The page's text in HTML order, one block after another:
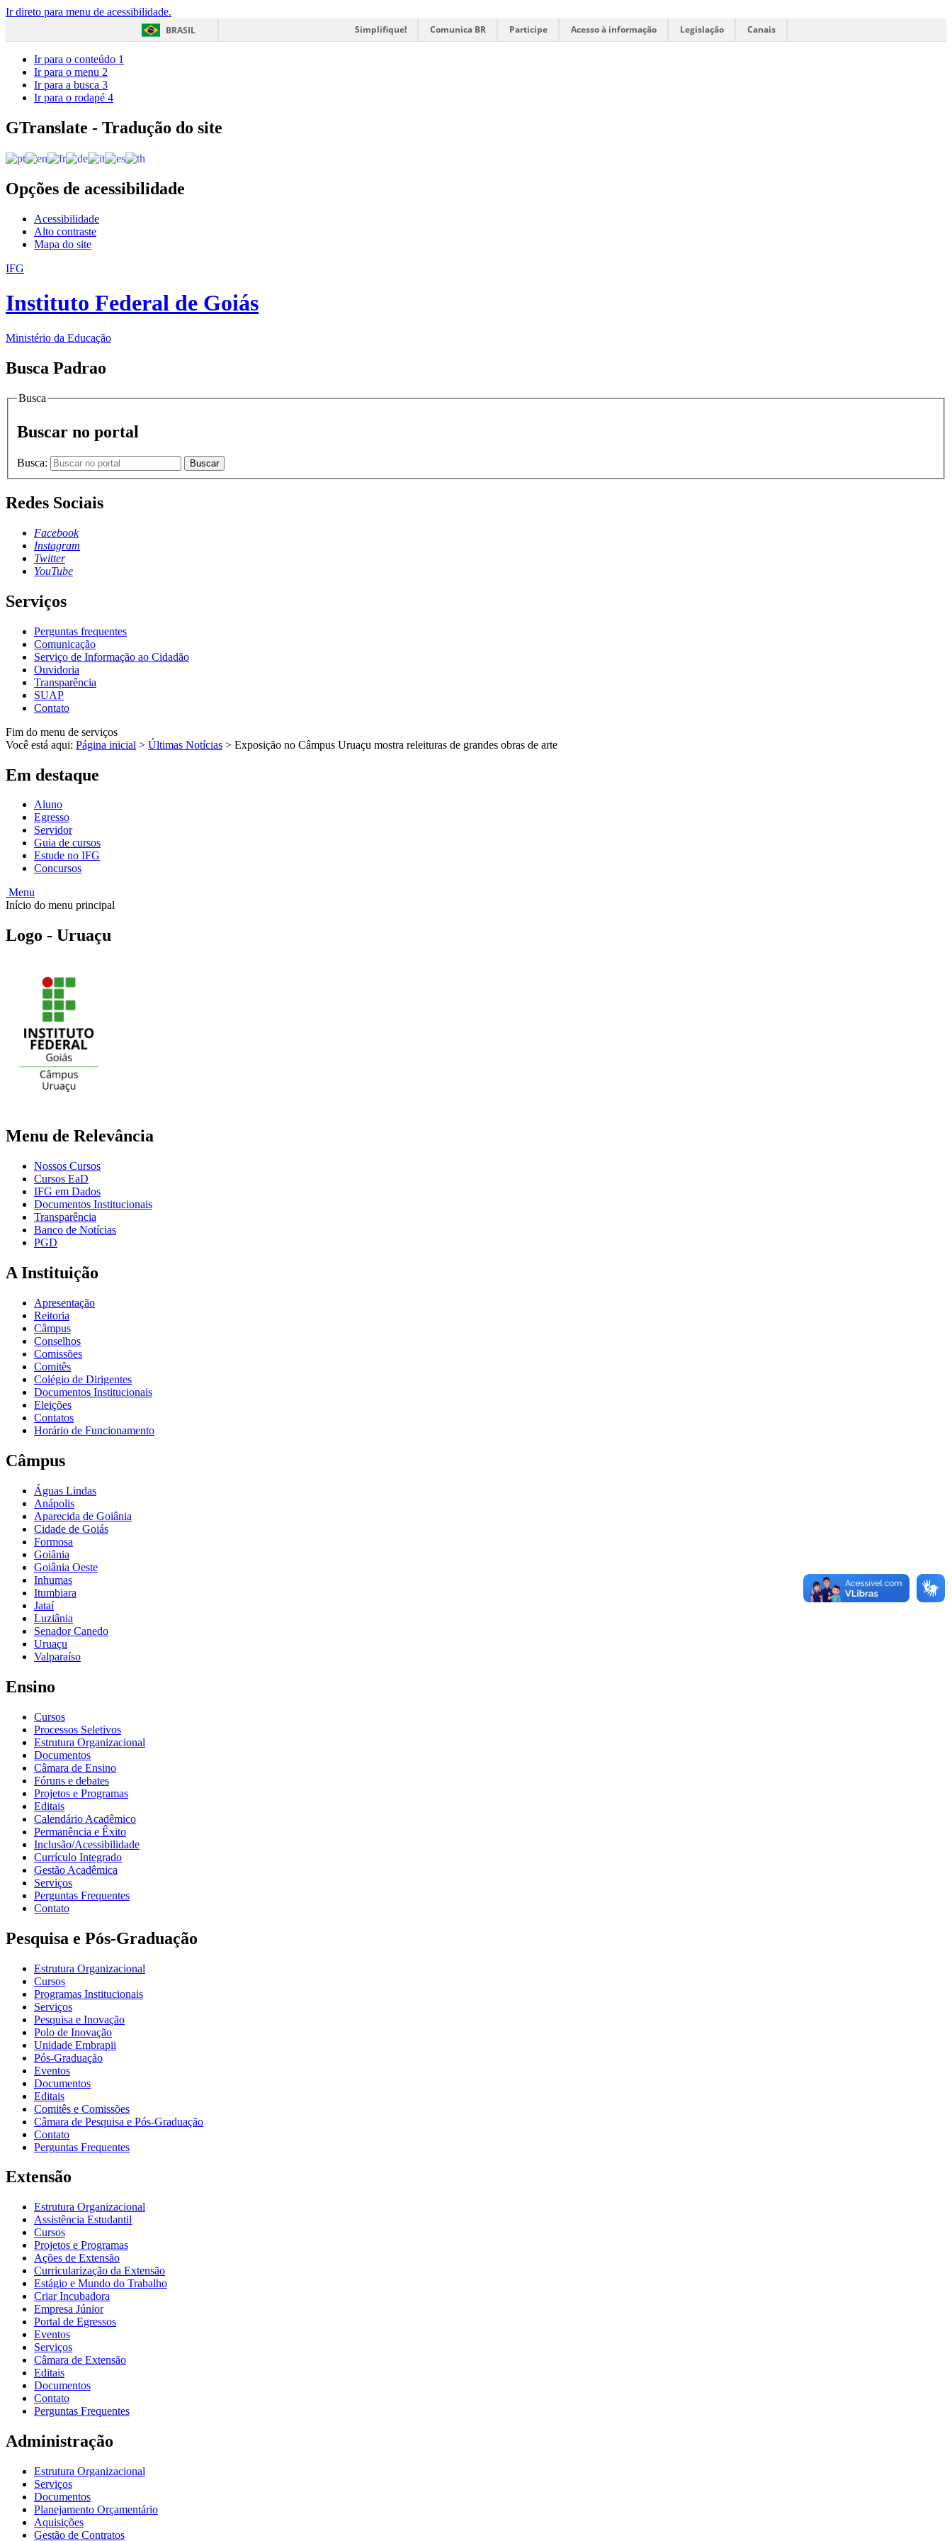
Ir direto para menu de acessibilidade.
BRASIL
Simplifique! Comunica BR Participe Acesso à informação Legislação Canais
Ir para o conteúdo 1
Ir para o menu 2
Ir para a busca 3
Ir para o rodapé 4
GTranslate - Tradução do site
Opções de acessibilidade
Acessibilidade
Alto contraste
Mapa do site
IFG
Instituto Federal de Goiás
Ministério da Educação
Busca Padrao
Busca
Buscar no portal
Busca: Buscar
Redes Sociais
Facebook
Instagram
Twitter
YouTube
Serviços
Perguntas frequentes
Comunicação
Serviço de Informação ao Cidadão
Ouvidoria
Transparência
SUAP
Contato
Fim do menu de serviços
Você está aqui: Página inicial > Últimas Notícias > Exposição no Câmpus Uruaçu mostra releituras de grandes obras de arte
Em destaque
Aluno
Egresso
Servidor
Guia de cursos
Estude no IFG
Concursos
Menu
Início do menu principal
Logo - Uruaçu
Menu de Relevância
Nossos Cursos
Cursos EaD
IFG em Dados
Documentos Institucionais
Transparência
Banco de Notícias
PGD
A Instituição
Apresentação
Reitoria
Câmpus
Conselhos
Comissões
Comitês
Colégio de Dirigentes
Documentos Institucionais
Eleições
Contatos
Horário de Funcionamento
Câmpus
Águas Lindas
Anápolis
Aparecida de Goiânia
Cidade de Goiás
Formosa
Goiânia
Goiânia Oeste
Inhumas
Itumbiara
Jataí
Luziânia
Senador Canedo
Uruaçu
Valparaíso
Ensino
Cursos
Processos Seletivos
Estrutura Organizacional
Documentos
Câmara de Ensino
Fóruns e debates
Projetos e Programas
Editais
Calendário Acadêmico
Permanência e Êxito
Inclusão/Acessibilidade
Currículo Integrado
Gestão Acadêmica
Serviços
Perguntas Frequentes
Contato
Pesquisa e Pós-Graduação
Estrutura Organizacional
Cursos
Programas Institucionais
Serviços
Pesquisa e Inovação
Polo de Inovação
Unidade Embrapii
Pós-Graduação
Eventos
Documentos
Editais
Comitês e Comissões
Câmara de Pesquisa e Pós-Graduação
Contato
Perguntas Frequentes
Extensão
Estrutura Organizacional
Assistência Estudantil
Cursos
Projetos e Programas
Ações de Extensão
Curricularização da Extensão
Estágio e Mundo do Trabalho
Criar Incubadora
Empresa Júnior
Portal de Egressos
Eventos
Serviços
Câmara de Extensão
Editais
Documentos
Contato
Perguntas Frequentes
Administração
Estrutura Organizacional
Serviços
Documentos
Planejamento Orçamentário
Aquisições
Gestão de Contratos